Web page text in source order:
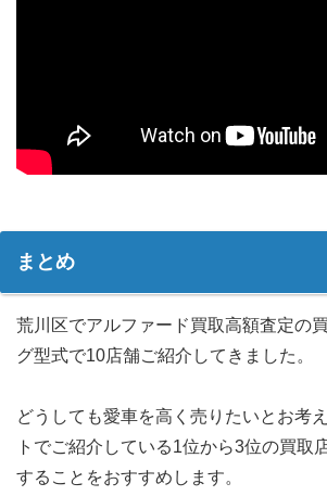
まとめ
荒川区でアルファード買取高額査定の
グ型式で10店舗ご紹介してきました。
どうしても愛車を高く売りたいとお考
トでご紹介している1位から3位の買取
することをおすすめします。